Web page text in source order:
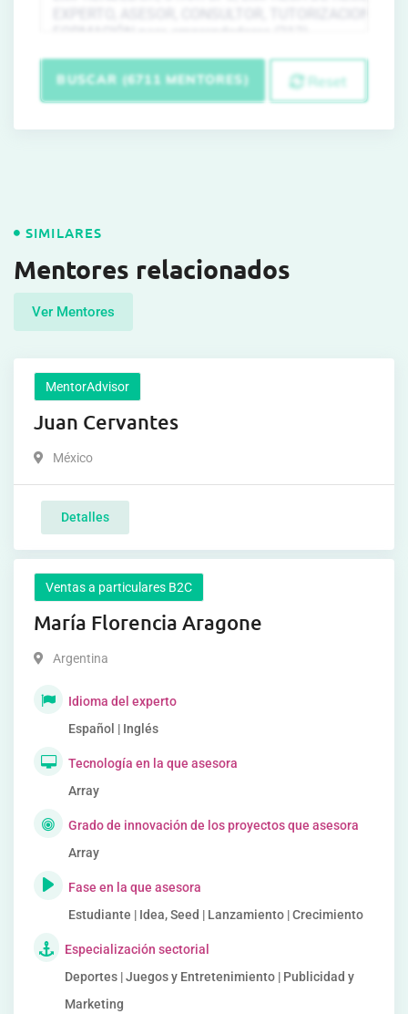
BUSCAR (6711 MENTORES) Reset
SIMILARES
Mentores relacionados
Ver Mentores
MentorAdvisor
Juan Cervantes
México
Detalles
Ventas a particulares B2C
María Florencia Aragone
Argentina
Idioma del experto
Español | Inglés
Tecnología en la que asesora
Array
Grado de innovación de los proyectos que asesora
Array
Fase en la que asesora
Estudiante | Idea, Seed | Lanzamiento | Crecimiento
Especialización sectorial
Deportes | Juegos y Entretenimiento | Publicidad y
Marketing